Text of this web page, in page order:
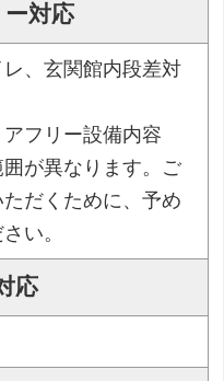
対応
、玄関館内段差対
フリー設備内容
が異なります。ご
だくために、予め
い。
応